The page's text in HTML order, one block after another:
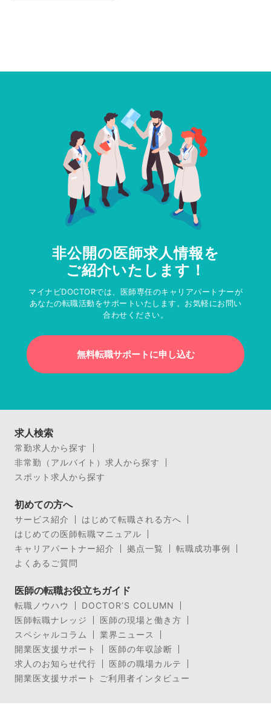
非公開の医師求人情報を
ご紹介いたします！
マイナビDOCTORでは、医師専任のキャリアパートナーが
あなたの転職活動をサポートいたします。お気軽にお問い
合わせください。
無料転職サポートに申し込む
求人検索
常勤求人から探す
非常勤（アルバイト）求人から探す
スポット求人から探す
初めての方へ
サービス紹介
はじめて転職される方へ
はじめての医師転職マニュアル
キャリアパートナー紹介
拠点一覧
転職成功事例
よくあるご質問
医師の転職お役立ちガイド
転職ノウハウ
DOCTOR’S COLUMN
医師転職ナレッジ
医師の現場と働き方
スペシャルコラム
業界ニュース
開業医支援サポート
医師の年収診断
求人のお知らせ代行
医師の職場カルテ
開業医支援サポート ご利用者インタビュー